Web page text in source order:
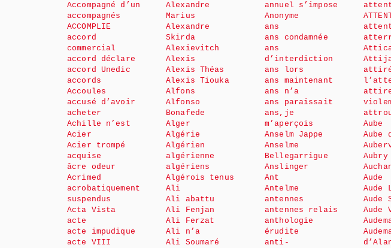
Accompagné d’un
accompagnés
ACCOMPLIE
accord
commercial
accord déclare
accord Unedic
accords
Accoules
accusé d’avoir
acheter
Achille n’est
Acier
Acier trompé
acquise
âcre odeur
Acrimed
acrobatiquement
suspendus
Acta Vista
acte
acte impudique
acte VIII
Alexandre
Marius
Alexandre
Skirda
Alexievitch
Alexis
Alexis Théas
Alexis Tiouka
Alfons
Alfonso
Bonafede
Alger
Algérie
Algérien
algérienne
algériens
Algérois tenus
Ali
Ali abattu
Ali Fenjan
Ali Ferzat
Ali n’a
Ali Soumaré
annuel s’impose
Anonyme
ans
ans condamnée
ans
d’interdiction
ans lors
ans maintenant
ans n’a
ans paraissait
ans,je
m’aperçois
Anselm Jappe
Anselme
Bellegarrigue
Anslinger
Ant
Antelme
antennes
antennes relais
anthologie
érudite
anti-
Aube
Aube
Aubry
Aude
Aude
Aude
Aude